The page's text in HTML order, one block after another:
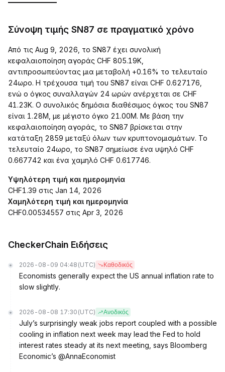
Σύνοψη τιμής SN87 σε πραγματικό χρόνο
Από τις Aug 9, 2026, το SN87 έχει συνολική
κεφαλαιοποίηση αγοράς CHF 805.19K,
αντιπροσωπεύοντας μια μεταβολή +0.16% το τελευταίο
24ωρο. Η τρέχουσα τιμή του SN87 είναι CHF 0.627176,
ενώ ο όγκος συναλλαγών 24 ωρών ανέρχεται σε CHF
41.23K. Ο συνολικός δημόσια διαθέσιμος όγκος του SN87
είναι 1.28M, με μέγιστο όγκο 21.00M. Με βάση την
κεφαλαιοποίηση αγοράς, το SN87 βρίσκεται στην
κατάταξη 2859 μεταξύ όλων των κρυπτονομισμάτων. Το
τελευταίο 24ωρο, το SN87 σημείωσε ένα υψηλό CHF
0.667742 και ένα χαμηλό CHF 0.617746.
Υψηλότερη τιμή και ημερομηνία
CHF1.39 στις Jan 14, 2026
Χαμηλότερη τιμή και ημερομηνία
CHF0.00534557 στις Apr 3, 2026
CheckerChain Ειδήσεις
2026-08-09 04:48 (UTC) Καθοδικός
Economists generally expect the US annual inflation rate to
slow slightly.
2026-08-08 17:30 (UTC) Ανοδικός
July’s surprisingly weak jobs report coupled with a possible
cooling in inflation next week may lead the Fed to hold
interest rates steady at its next meeting, says Bloomberg
Economic’s @AnnaEconomist